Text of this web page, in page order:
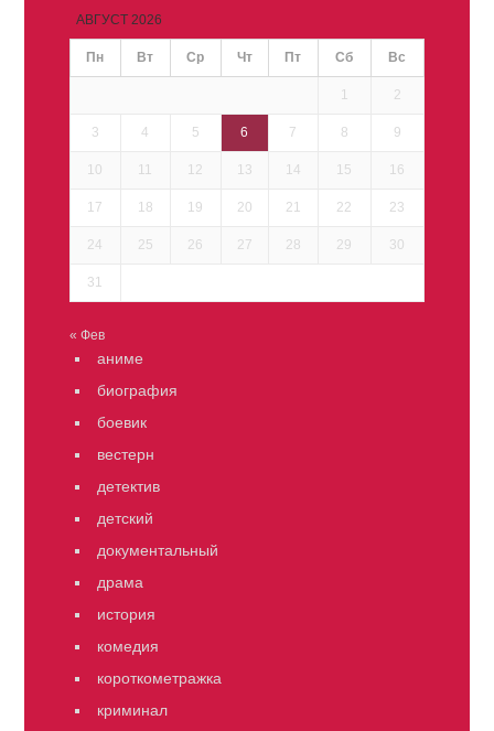
АВГУСТ 2026
Пн Вт Ср Чт Пт Сб Вс
1 2
3 4 5 6 7 8 9
10 11 12 13 14 15 16
17 18 19 20 21 22 23
24 25 26 27 28 29 30
31
« Фев
аниме
биография
боевик
вестерн
детектив
детский
документальный
драма
история
комедия
короткометражка
криминал